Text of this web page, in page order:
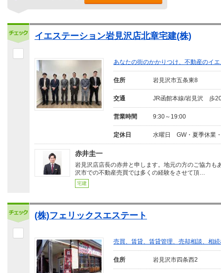
イエステーション岩見沢店北章宅建(株)
あなたの街のかかりつけ、不動産のイ
住所 岩見沢市五条東8
交通 JR函館本線/岩見沢 歩
営業時間 9:30～19:00
定休日 水曜日 GW・夏季休業
赤井圭一
岩見沢店店長の赤井と申します。地元の方のご協力も
沢市での不動産売買では多くの経験をさせて頂…
宅建
(株)フェリックスエステート
売買、賃貸、賃貸管理、売却相談、相
住所 岩見沢市四条西2